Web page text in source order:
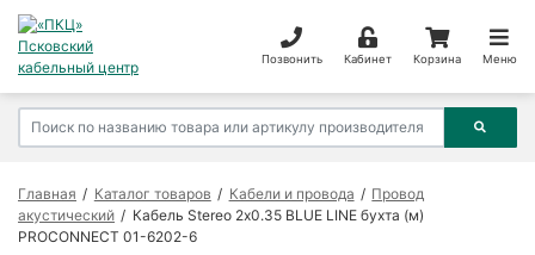
Позвонить Кабинет Корзина Меню
Главная Каталог товаров Кабели и провода
Провод
акустический
Кабель Stereo 2х0.35 BLUE LINE бухта (м)
PROCONNECT 01-6202-6